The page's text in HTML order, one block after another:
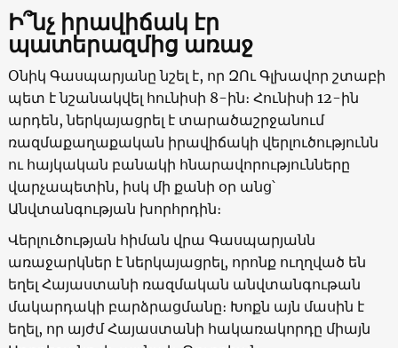
Ի՞նչ իրավիճակ էր
պատերազմից առաջ
Օնիկ Գասպարյանը նշել է, որ ԶՈւ Գլխավոր շտաբի
պետ է նշանակվել հունիսի 8-ին։ Հունիսի 12-ին
արդեն, ներկայացրել է տարածաշրջանում
ռազմաքաղաքական իրավիճակի վերլուծությունն
ու հայկական բանակի հնարավորությունները
վարչապետին, իսկ մի քանի օր անց՝
Անվտանգության խորհրդին։
Վերլուծության հիման վրա Գասպարյանն
առաջարկներ է ներկայացրել, որոնք ուղղված են
եղել Հայաստանի ռազմական անվտանգութան
մակարդակի բարձրացմանը։ Խոքն այն մասին է
եղել, որ այժմ Հայաստանի հակառակորդը միայն